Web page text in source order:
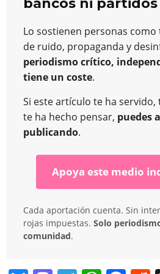
Lo sostienen personas
de ruido, propaganda y
periodismo crítico,
tiene un coste.
Si este artículo te ha
te ha hecho pensar, puedes
publicando.
Apoya este medio
Cada aportación cuenta. Sin
rojas impuestas. Solo
comunidad.